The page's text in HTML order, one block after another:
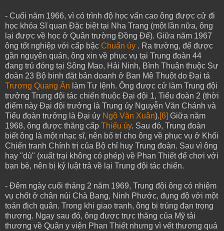
- Cuối năm 1966, vì có trình độ học vấn cao ông được cử đi
học khóa Sĩ quan Đặc biệt tại Nha Trang (một lần nữa, ông
lại được về học ở Quân trường Đồng Đế). Giữa năm 1967
ông tốt nghiệp với cấp bậc Chuẩn úy . Ra trường, để được
gần nguyên quán, ông xin về phục vụ tại Trung đoàn 44
đang trú đóng tại Sông Mao, Hải Ninh, Bình Thuận thuộc Sư
đoàn 23 Bộ binh đặt bản doanh ở Ban Mê Thuột do Đại tá
Trương Quang Ân làm Tư lệnh. Ông được cử làm Trung đội
trưởng Trung đội tác chiến thuộc Đại đội 1, Tiểu đoàn 2 (thời
điểm này Đại đội trưởng là Trung úy Nguyễn Văn Chánh và
Tiểu đoàn trưởng là Đại úy Ngô Văn Xuân).[6] Giữa năm
1968, ông được thăng cấp Thiếu úy. Sau đó, Trung đoàn
biết ông là một nhạc sĩ, nên bố trí cho ông về phục vụ ở Khối
Chiến tranh Chính trị của Bộ chỉ huy Trung đoàn. Sau vì ông
hay "dù" (xuất trại không có phép) về Phan Thiết để chơi với
bạn bè, nên bị kỷ luật trả về lại Trung đội tác chiến.
- Đêm ngày cuối tháng 2 năm 1969, Trung đội ông có nhiệm
vụ chốt ở chân núi Chà Bang, Ninh Phước, đụng độ với một
toán địch quân. Trong khi giao tranh, ông bị trúng đạn trọng
thương. Ngay sau đó, ông được trực thăng của Mỹ tải
thương về Quân y viện Phan Thiết nhưng vì vết thương quá